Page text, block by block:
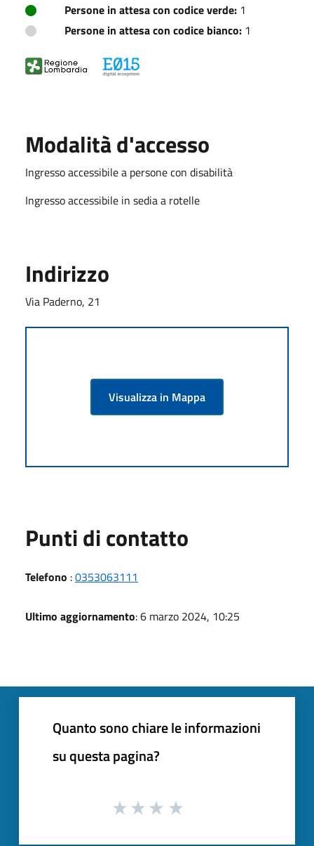
Persone in attesa con codice verde: 1
Persone in attesa con codice bianco: 1
Modalità d'accesso
Ingresso accessibile a persone con disabilità
Ingresso accessibile in sedia a rotelle
Indirizzo
Via Paderno, 21
Visualizza in Mappa
Punti di contatto
Telefono :0353063111
Ultimo aggiornamento: 6 marzo 2024, 10:25
Quanto sono chiare le informazioni
su questa pagina?